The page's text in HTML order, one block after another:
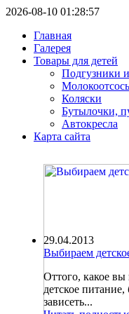
2026-08-10 01:28:57
Главная
Галерея
Товары для детей
Подгузники
Коляски
Бутылочки,
Автокресла
Карта сайта
29.04.2013
Выбираем
Оттого, какое вы
детское питание,
зависеть...